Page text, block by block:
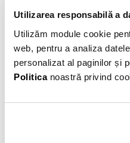
Utilizarea responsabilă a
Utilizăm module cookie
web, pentru a analiza
personalizat al paginilor și
Politicanoastră privind
Informatiile
0761257480
Afișează numărul